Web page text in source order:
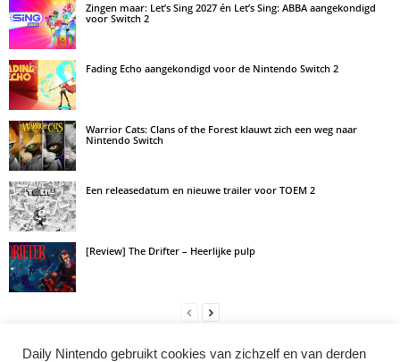
Zingen maar: Let’s Sing 2027 én Let’s Sing: ABBA aangekondigd
voor Switch 2
Fading Echo aangekondigd voor de Nintendo Switch 2
Warrior Cats: Clans of the Forest klauwt zich een weg naar
Nintendo Switch
Een releasedatum en nieuwe trailer voor TOEM 2
[Review] The Drifter – Heerlijke pulp
Daily Nintendo gebruikt cookies van zichzelf en van derden